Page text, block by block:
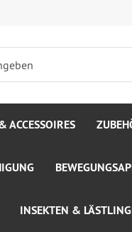
ACCESSOIRES
INSEKTEN &